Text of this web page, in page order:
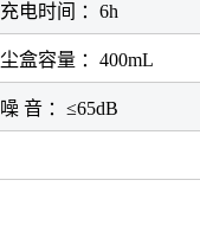
充电时间 ：6h
尘盒容量 ：400mL
噪 音 ：≤65dB